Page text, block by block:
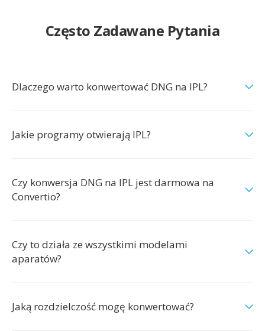
Często Zadawane Pytania
Dlaczego warto konwertować DNG na IPL?
Jakie programy otwierają IPL?
Czy konwersja DNG na IPL jest darmowa na
Convertio?
Czy to działa ze wszystkimi modelami
aparatów?
Jaką rozdzielczość mogę konwertować?